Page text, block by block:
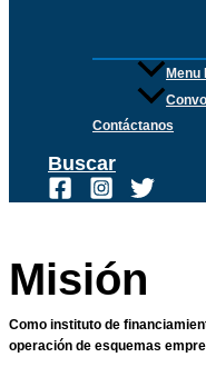
Menu
Contáctanos
Buscar
Misión
Como instituto de
operación de esquemas